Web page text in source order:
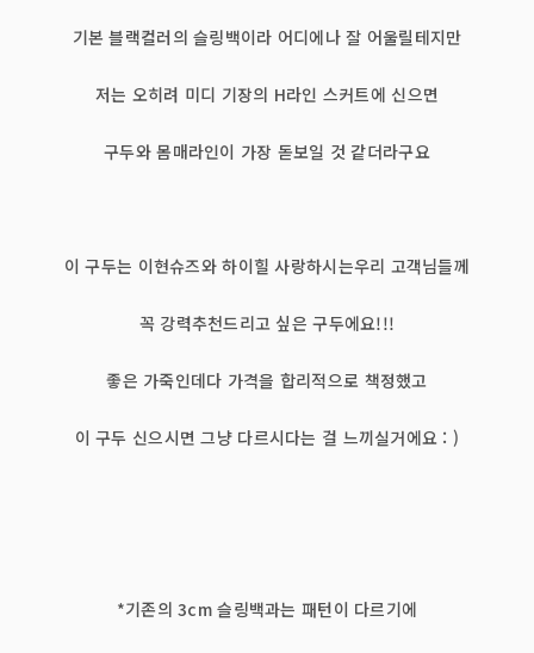
기본 블랙컬러의 슬링백이라 어디에나 잘 어울릴테지만
저는 오히려 미디 기장의 H라인 스커트에 신으면
구두와 몸매라인이 가장 돋보일 것 같더라구요
이 구두는 이현슈즈와 하이힐 사랑하시는우리 고객님들께
꼭 강력추천드리고 싶은 구두에요!!!
좋은 가죽인데다 가격을 합리적으로 책정했고
이 구두 신으시면 그냥 다르시다는 걸 느끼실거에요 : )
*기존의 3cm 슬링백과는 패턴이 다르기에